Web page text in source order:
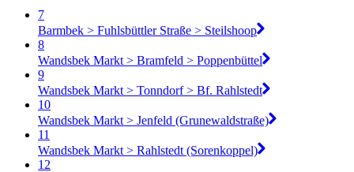
7
Barmbek > Fuhlsbüttler Straße > Steilshoop
8
Wandsbek Markt > Bramfeld > Poppenbüttel
9
Wandsbek Markt > Tonndorf > Bf. Rahlstedt
10
Wandsbek Markt > Jenfeld (Grunewaldstraße)
11
Wandsbek Markt > Rahlstedt (Sorenkoppel)
12